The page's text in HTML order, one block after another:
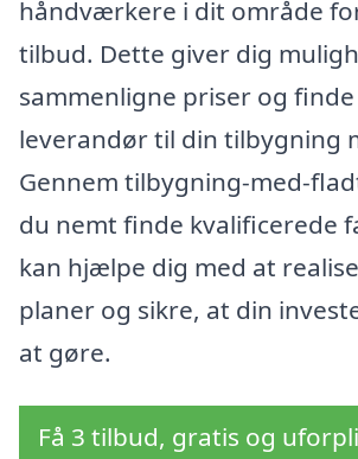
håndværkere i dit område
tilbud. Dette giver dig
sammenligne priser og
leverandør til din tilbygning
Gennem tilbygning-med-
du nemt finde kvalificerede
kan hjælpe dig med at
planer og sikre, at din
at gøre.
Få 3 tilbud, gratis og